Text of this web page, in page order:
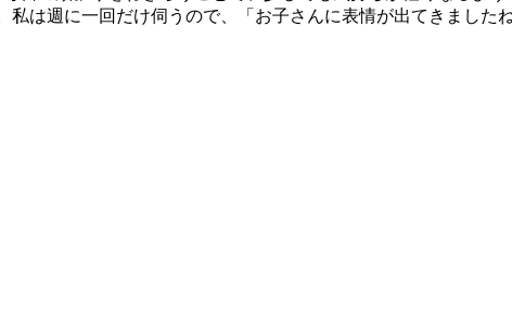
は週に一回だけ伺うので、「お子さんに表情が出てきました